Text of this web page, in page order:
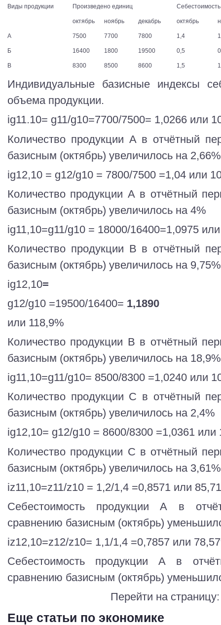
Виды продукции Произведено единиц
октябрь ноябрь декабрь октябрь
А 7500 7700 7800 1,4
Б 16400 1800 19500 0,5
В 8300 8500 8600 1,5
Индивидуальные базисные индексы
объема продукции.
ig11.10= g11/g10=7700/7500= 1,0266 или
Количество продукции А в отчётный
базисным (октябрь) увеличилось на 2,66%
ig12,10 = g12/g10 = 7800/7500 =1,04 или
Количество продукции А в отчётный
базисным (октябрь) увеличилось на 4%
ig11,10=g11/g10 = 18000/16400=1,0975
Количество продукции В в отчётный
базисным (октябрь) увеличилось на 9,75%
ig12,10=
g12/g10 =19500/16400= 1,1890
или 118,9%
Количество продукции В в отчётный
базисным (октябрь) увеличилось на 18,9%
ig11,10=g11/g10= 8500/8300 =1,0240 или
Количество продукции С в отчётный
базисным (октябрь) увеличилось на 2,4%
ig12,10= g12/g10 = 8600/8300 =1,0361 или
Количество продукции С в отчётный
базисным (октябрь) увеличилось на 3,61%
iz11,10=z11/z10 = 1,2/1,4 =0,8571 или
Себестоимость продукции А в
сравнению базисным (октябрь)
iz12,10=z12/z10= 1,1/1,4 =0,7857 или
Себестоимость продукции А в
сравнению базисным (октябрь)
Перейти на
Еще статьи по экономике